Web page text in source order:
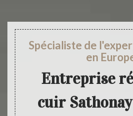
Spécialiste de
en
Entreprise
cuir